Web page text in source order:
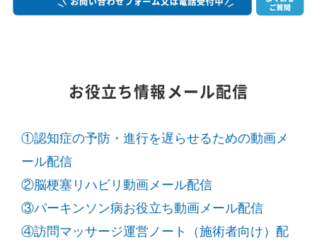
お役立ち情報メール配信
①認知症の予防・進行を遅らせるための動画メ
ール配信
②脳梗塞リハビリ動画メール配信
③パーキンソン病お役立ち動画メール配信
④訪問マッサージ運営ノート（施術者向け）配